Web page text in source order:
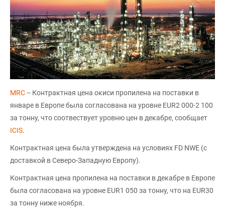
MRC-- Контрактная цена окиси пропилена на поставки в
январе в Европе была согласована на уровне EUR2 000-2 100
за тонну, что соотвествует уровню цен в декабре, сообщает
ICIS.
Контрактная цена была утверждена на условиях FD NWE (с
доставкой в Северо-Западную Европу).
Контрактная цена пропилена на поставки в декабре в Европе
была согласована на уровне EUR1 050 за тонну, что на EUR30
за тонну ниже ноября.